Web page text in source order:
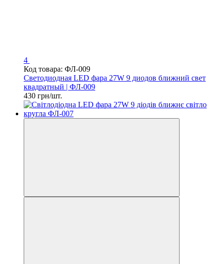
4
Код товара: ФЛ-009
Светодиодная LED фара 27W 9 диодов ближний свет
квадратный | ФЛ-009
430 грн/шт.